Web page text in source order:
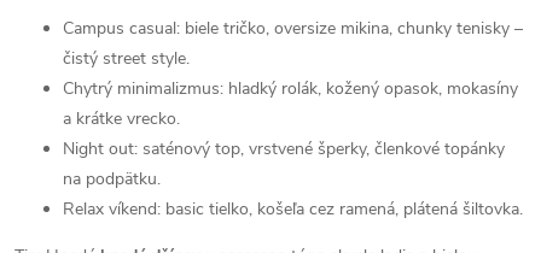
Campus casual: biele tričko, oversize mikina, chunky tenisky –
čistý street style.
Chytrý minimalizmus: hladký rolák, kožený opasok, mokasíny
a krátke vrecko.
Night out: saténový top, vrstvené šperky, členkové topánky
na podpätku.
Relax víkend: basic tielko, košeľa cez ramená, plátená šiltovka.